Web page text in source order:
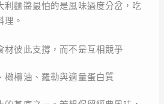
利麵醬最怕的是風味過度分岔，吃
理。
材彼此支撐，而不是互相競爭
橄欖油、羅勒與適量蛋白質